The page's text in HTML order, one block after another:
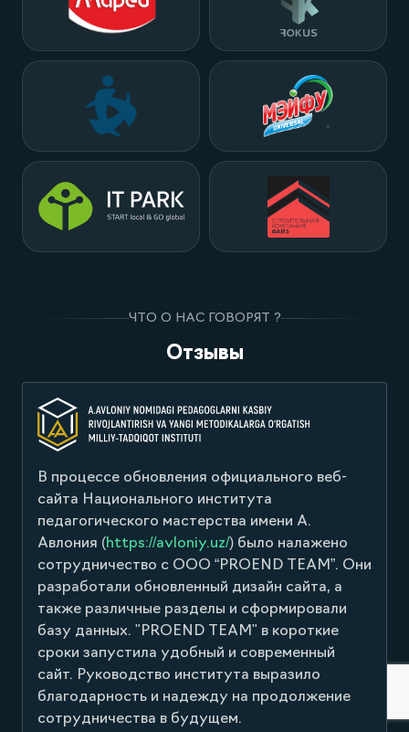
ЧТО О НАС ГОВОРЯТ ?
Отзывы
процессе обновления официального веб-
Национального института
мастерства имени А.
(https://avloniy.uz/) было налажено
с ООО “PROEND TEAM”. Они
обновленный дизайн сайта, а
различные разделы и сформировали
данных. "PROEND TEAM" в короткие
запустила удобный и современный
Руководство института выразило
и надежду на продолжение
в будущем.